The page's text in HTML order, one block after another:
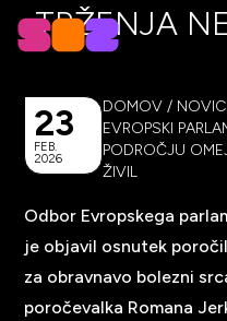
TRŽENJA
23
FEB.
2026
DOMOV /
EVROPSKI
PODROČJU
ŽIVIL
Odbor Evropskega
je objavil osnutek
za obravnavo bolezni
poročevalka Romana